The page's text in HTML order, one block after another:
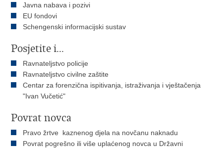
Javna nabava i pozivi
EU fondovi
Schengenski informacijski sustav
Posjetite i...
Ravnateljstvo policije
Ravnateljstvo civilne zaštite
Centar za forenzična ispitivanja, istraživanja i vještačenja
"Ivan Vučetić"
Povrat novca
Pravo žrtve kaznenog djela na novčanu naknadu
Povrat pogrešno ili više uplaćenog novca u Državni